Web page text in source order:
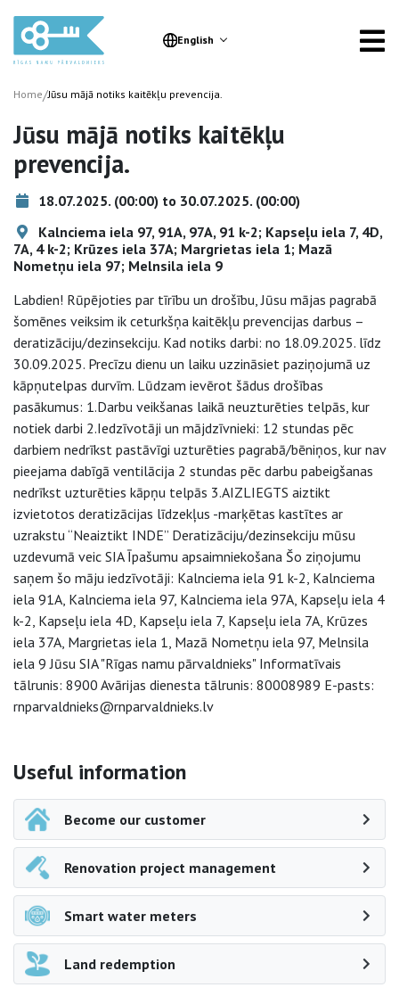
English
Home/Jūsu mājā notiks kaitēkļu prevencija.
Jūsu mājā notiks kaitēkļu
prevencija.
18.07.2025. (00:00) to 30.07.2025. (00:00)
Kalnciema iela 97, 91A, 97A, 91 k-2; Kapseļu iela 7, 4D,
7A, 4 k-2; Krūzes iela 37A; Margrietas iela 1; Mazā
Nometņu iela 97; Melnsila iela 9
Labdien! Rūpējoties par tīrību un drošību, Jūsu mājas pagrabā
šomēnes veiksim ik ceturkšņa kaitēkļu prevencijas darbus –
deratizāciju/dezinsekciju. Kad notiks darbi: no 18.09.2025. līdz
30.09.2025. Precīzu dienu un laiku uzzināsiet paziņojumā uz
kāpņutelpas durvīm. Lūdzam ievērot šādus drošības
pasākumus: 1.Darbu veikšanas laikā neuzturēties telpās, kur
notiek darbi 2.Iedzīvotāji un mājdzīvnieki: 12 stundas pēc
darbiem nedrīkst pastāvīgi uzturēties pagrabā/bēniņos, kur nav
pieejama dabīgā ventilācija 2 stundas pēc darbu pabeigšanas
nedrīkst uzturēties kāpņu telpās 3.AIZLIEGTS aiztikt
izvietotos deratizācijas līdzekļus -marķētas kastītes ar
uzrakstu “Neaiztikt INDE” Deratizāciju/dezinsekciju mūsu
uzdevumā veic SIA Īpašumu apsaimniekošana Šo ziņojumu
saņem šo māju iedzīvotāji: Kalnciema iela 91 k-2, Kalnciema
iela 91A, Kalnciema iela 97, Kalnciema iela 97A, Kapseļu iela 4
k-2, Kapseļu iela 4D, Kapseļu iela 7, Kapseļu iela 7A, Krūzes
iela 37A, Margrietas iela 1, Mazā Nometņu iela 97, Melnsila
iela 9 Jūsu SIA "Rīgas namu pārvaldnieks" Informatīvais
tālrunis: 8900 Avārijas dienesta tālrunis: 80008989 E-pasts:
rnparvaldnieks@rnparvaldnieks.lv
Side navigation
Useful information
Become our customer
Renovation project management
Smart water meters
Land redemption